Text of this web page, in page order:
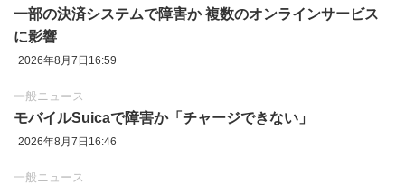
一部の決済システムで障害か 複数のオンラインサービス
に影響
2026年8月7日16:59
一般ニュース
モバイルSuicaで障害か「チャージできない」
2026年8月7日16:46
一般ニュース